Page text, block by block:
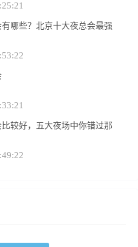
哪些？北京十大夜总会最强
较好，五大夜场中你错过那